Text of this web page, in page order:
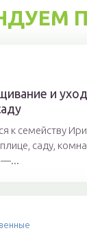
и
к семейству
саду,
—...